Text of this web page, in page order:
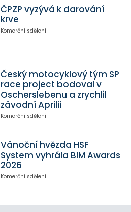
ČPZP vyzývá k darování
krve
Komerční sdělení
Český motocyklový tým SP
race project bodoval v
Oscherslebenu a zrychlil
závodní Aprilii
Komerční sdělení
Vánoční hvězda HSF
System vyhrála BIM Awards
2026
Komerční sdělení